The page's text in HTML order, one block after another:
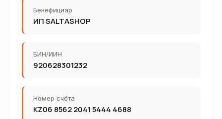
Бенефициар
ИП SALTASHOP
БИН/ИИН
920628301232
Номер счёта
KZ06 8562 2041 5444 4688